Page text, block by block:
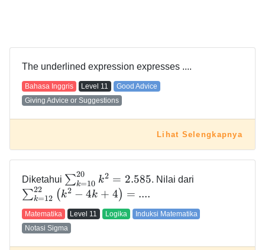
The underlined expression expresses ....
Bahasa Inggris Level 11
Good Advice
Giving Advice or Suggestions
Lihat Selengkapnya
Diketahui ∑k=10
20 k2 = 2.585. Nilai dari
∑k=12
22 ( k2 − 4k + 4) = ....
Matematika Level 11 Logika
Induksi Matematika
Notasi Sigma